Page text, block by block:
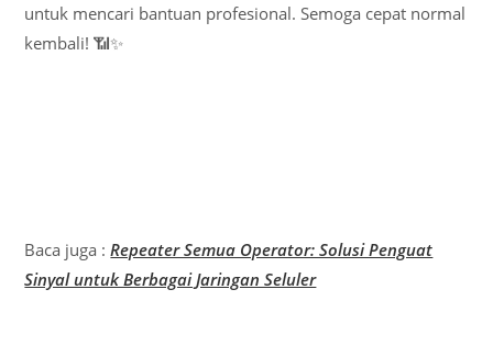
untuk mencari bantuan profesional. Semoga cepat normal
kembali! 📶✨
Baca juga : Repeater Semua Operator: Solusi Penguat
Sinyal untuk Berbagai Jaringan Seluler